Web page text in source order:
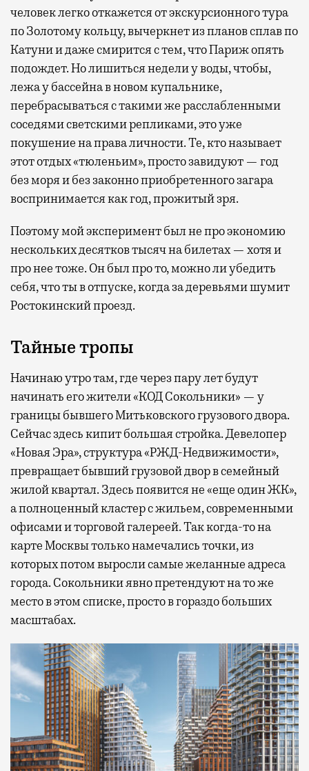
человек легко откажется от экскурсионного тура
по Золотому кольцу, вычеркнет из планов сплав по
Катуни и даже смирится с тем, что Париж опять
подождет. Но лишиться недели у воды, чтобы,
лежа у бассейна в новом купальнике,
перебрасываться с такими же расслабленными
соседями светскими репликами, это уже
покушение на права личности. Те, кто называет
этот отдых «тюленьим», просто завидуют — год
без моря и без законно приобретенного загара
воспринимается как год, прожитый зря.
Поэтому мой эксперимент был не про экономию
нескольких десятков тысяч на билетах — хотя и
про нее тоже. Он был про то, можно ли убедить
себя, что ты в отпуске, когда за деревьями шумит
Ростокинский проезд.
Тайные тропы
Начинаю утро там, где через пару лет будут
начинать его жители «КОД Сокольники» — у
границы бывшего Митьковского грузового двора.
Сейчас здесь кипит большая стройка. Девелопер
«Новая Эра», структура «РЖД-Недвижимости»,
превращает бывший грузовой двор в семейный
жилой квартал. Здесь появится не «еще один ЖК»,
а полноценный кластер с жильем, современными
офисами и торговой галереей. Так когда-то на
карте Москвы только намечались точки, из
которых потом выросли самые желанные адреса
города. Сокольники явно претендуют на то же
место в этом списке, просто в гораздо больших
масштабах.